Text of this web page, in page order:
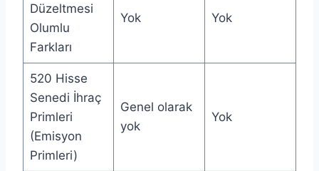
Düzeltmesi
Olumlu
Farkları
Yok Yok
520 Hisse
Senedi İhraç
Primleri
(Emisyon
Primleri)
Genel olarak
yok
Yok